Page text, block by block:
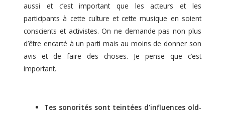
aussi et c’est important que les acteurs et les
participants à cette culture et cette musique en soient
conscients et activistes. On ne demande pas non plus
d’être encarté à un parti mais au moins de donner son
avis et de faire des choses. Je pense que c’est
important.
Tes sonorités sont teintées d’influences old-